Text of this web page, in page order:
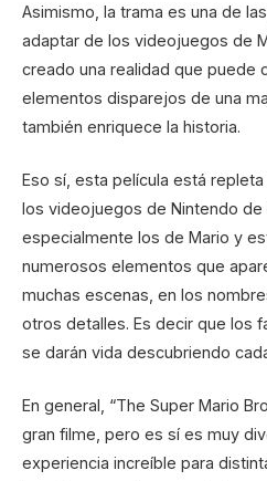
Asimismo, la trama es una de
adaptar de los videojuegos de
creado una realidad que puede
elementos disparejos de una
también enriquece la historia.
Eso sí, esta película está
los videojuegos de Nintendo de
especialmente los de Mario y
numerosos elementos que
muchas escenas, en los
otros detalles. Es decir que los
se darán vida descubriendo
En general, “The Super Mario
gran filme, pero es sí es muy
experiencia increíble para